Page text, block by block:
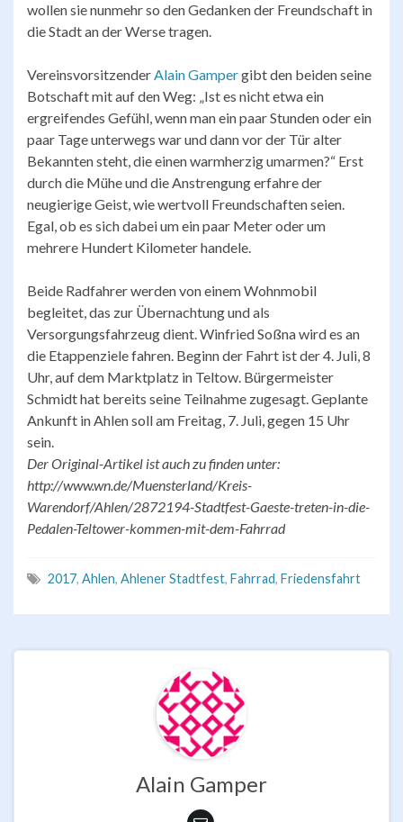
wollen sie nunmehr so den Gedanken der Freundschaft in
die Stadt an der Werse tragen.
VereinsvorsitzenderAlain Gampergibt den beiden seine
Botschaft mit auf den Weg: „Ist es nicht etwa ein
ergreifendes Gefühl, wenn man ein paar Stunden oder ein
paar Tage unterwegs war und dann vor der Tür alter
Bekannten steht, die einen warmherzig umarmen?“ Erst
durch die Mühe und die Anstrengung erfahre der
neugierige Geist, wie wertvoll Freundschaften seien.
Egal, ob es sich dabei um ein paar Meter oder um
mehrere Hundert Kilometer handele.
Beide Radfahrer werden von einem Wohnmobil
begleitet, das zur Übernachtung und als
Versorgungsfahrzeug dient. Winfried Soßna wird es an
die Etappenziele fahren. Beginn der Fahrt ist der 4. Juli, 8
Uhr, auf dem Marktplatz in Teltow. Bürgermeister
Schmidt hat bereits seine Teilnahme zugesagt. Geplante
Ankunft in Ahlen soll am Freitag, 7. Juli, gegen 15 Uhr
sein.
Der Original-Artikel ist auch zu finden unter:
http://www.wn.de/Muensterland/Kreis-
Warendorf/Ahlen/2872194-Stadtfest-Gaeste-treten-in-die-
Pedalen-Teltower-kommen-mit-dem-Fahrrad
2017, Ahlen, Ahlener Stadtfest, Fahrrad, Friedensfahrt
Alain Gamper